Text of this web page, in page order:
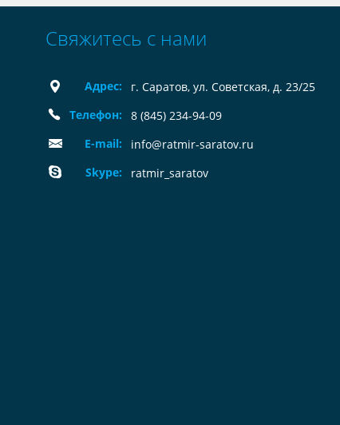
Свяжитесь с нами
Адрес:
г. Саратов, ул. Советская, д. 23/25
Телефон:
8 (845) 234-94-09
E-mail:
info@ratmir-saratov.ru
Skype:
ratmir_saratov